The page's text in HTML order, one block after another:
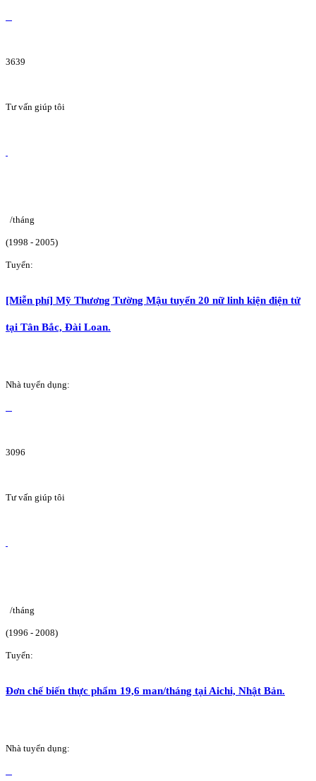
3639
Tư vấn giúp tôi
/tháng
(1998 - 2005)
Tuyển:
[Miễn phí] Mỹ Thương Tường Mậu tuyển 20 nữ linh kiện điện tử
tại Tân Bắc, Đài Loan.
Nhà tuyển dụng:
3096
Tư vấn giúp tôi
/tháng
(1996 - 2008)
Tuyển:
Đơn chế biến thực phẩm 19,6 man/tháng tại Aichi, Nhật Bản.
Nhà tuyển dụng: